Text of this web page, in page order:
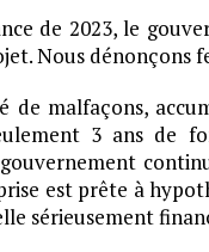
de 2023, le
Nous dénonçons
de malfaçons,
3 ans de
est prête à
sérieusement